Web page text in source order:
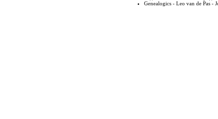
Genealogics - Leo van de Pas -